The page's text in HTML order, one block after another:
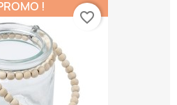
!
favorite_border